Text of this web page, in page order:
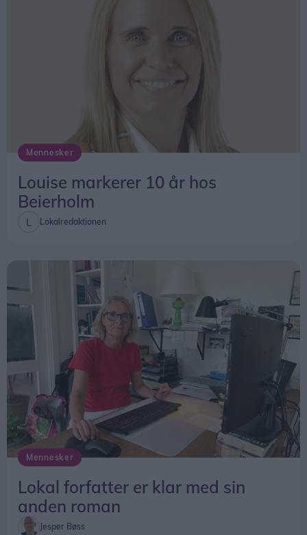
Mennesker
Louise markerer 10 år hos
Beierholm
Lokalredaktionen
Mennesker
Lokal forfatter er klar med sin
anden roman
Jesper Bøss